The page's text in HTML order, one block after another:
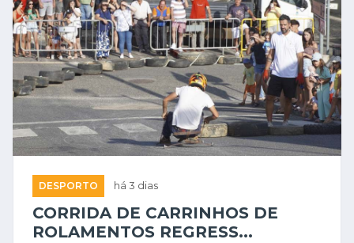
DESPORTO há 3 dias
CORRIDA DE CARRINHOS DE
ROLAMENTOS REGRESS...